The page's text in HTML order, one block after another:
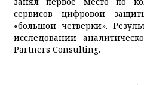
сервисов цифровой
«большой четверки».
исследовании
Partners Consulting.